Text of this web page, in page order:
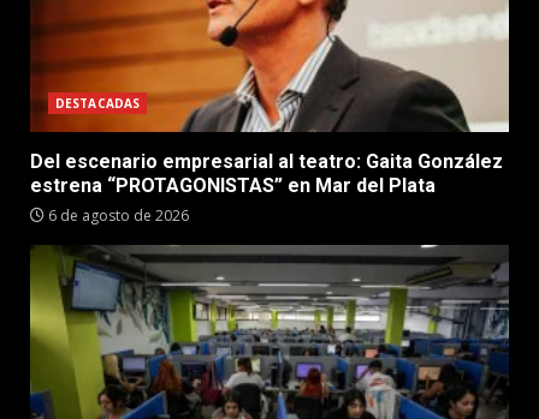
DESTACADAS
Del escenario empresarial al teatro: Gaita González
estrena “PROTAGONISTAS” en Mar del Plata
6 de agosto de 2026